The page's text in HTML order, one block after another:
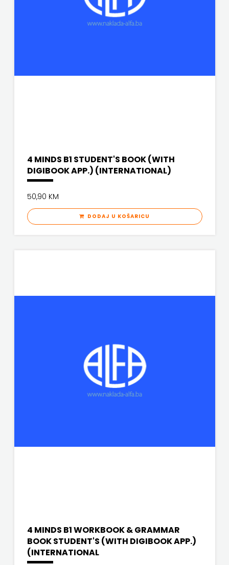
4 MINDS B1 STUDENT'S BOOK (WITH
DIGIBOOK APP.) (INTERNATIONAL)
50,90 KM
DODAJ U KOŠARICU
4 MINDS B1 WORKBOOK & GRAMMAR
BOOK STUDENT'S (WITH DIGIBOOK APP.)
(INTERNATIONAL